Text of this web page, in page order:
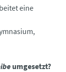
eine
umgesetzt?